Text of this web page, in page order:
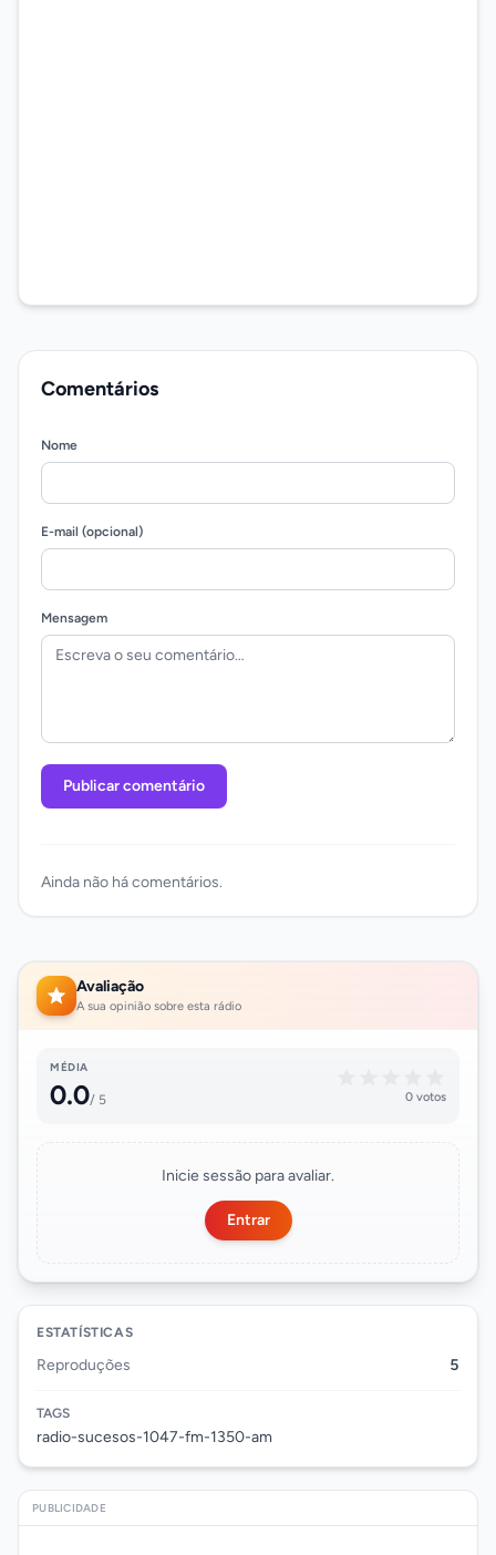
Comentários
Nome
E-mail (opcional)
Mensagem
Publicar comentário
Ainda não há comentários.
Avaliação
A sua opinião sobre esta rádio
MÉDIA
0.0/ 5 0 votos
Inicie sessão para avaliar.
Entrar
ESTATÍSTICAS
Reproduções 5
TAGS
radio-sucesos-1047-fm-1350-am
PUBLICIDADE